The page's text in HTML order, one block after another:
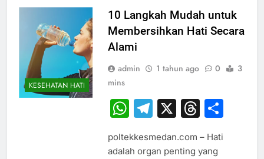
KESEHATAN HATI
10 Langkah Mudah untuk
Membersihkan Hati Secara
Alami
admin 1 tahun ago 0
3
mins
WhatsApp
Telegram
X
poltekkesmedan.com – Hati
adalah organ penting yang